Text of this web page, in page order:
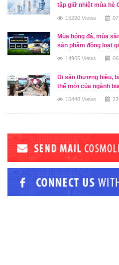
tập giữ nhiệt mùa hè
15220 Views
Mùa bóng đá, mùa
sản phẩm đồng loạt
14965 Views
Di sản thương hiệu,
thế mới của ngành
15448 Views